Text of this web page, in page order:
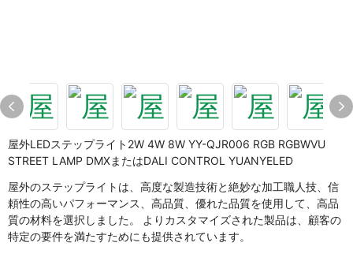
屋外LEDステップライト2W 4W 8W YY-QJR006 RGB RGBWVU
STREET LAMP DMXまたはDALI CONTROL YUANYELED
屋外のステップライトは、高度な製造技術と絶妙な加工職人技、信
頼性の高いパフォーマンス、高品質、優れた品質を使用して、高品
質の材料を選択しました。 よりカスタマイズされた製品は、顧客の
特定の要件を満たすためにも提供されています。